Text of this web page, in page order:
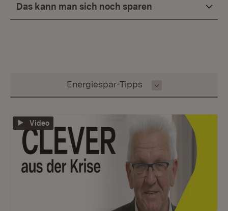
Das kann man sich noch sparen
Inhalt auswählen
Energiespar-Tipps
Video